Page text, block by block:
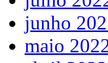
junho
maio